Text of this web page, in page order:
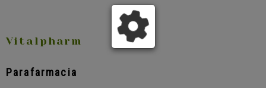
Vitalpharm
Parafarmacia